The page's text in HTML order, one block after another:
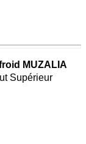
MUZALIA
Supérieur